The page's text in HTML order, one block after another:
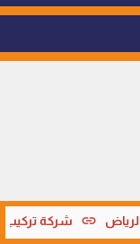
link شركة تركيب